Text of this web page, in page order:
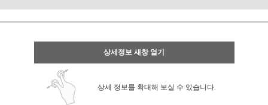
상세정보 새창 열기
상세 정보를 확대해 보실 수 있습니다.